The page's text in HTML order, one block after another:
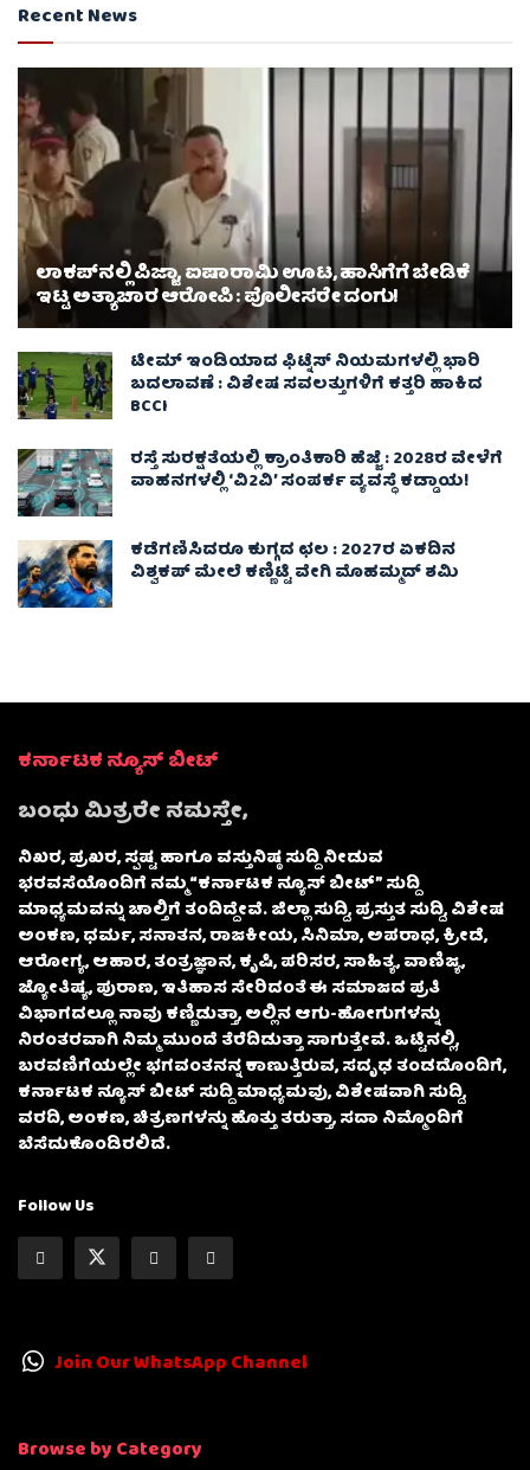
Recent News
ಲಾಕಪ್‌ನಲ್ಲಿ ಪಿಜ್ಜಾ, ಐಷಾರಾಮಿ ಊಟ, ಹಾಸಿಗೆಗೆ ಬೇಡಿಕೆ
ಇಟ್ಟ ಅತ್ಯಾಚಾರ ಆರೋಪಿ : ಪೊಲೀಸರೇ ದಂಗು!
ಟೀಮ್ ಇಂಡಿಯಾದ ಫಿಟ್ನೆಸ್ ನಿಯಮಗಳಲ್ಲಿ ಭಾರಿ
ಬದಲಾವಣೆ : ವಿಶೇಷ ಸವಲತ್ತುಗಳಿಗೆ ಕತ್ತರಿ ಹಾಕಿದ
BCCI
ರಸ್ತೆ ಸುರಕ್ಷತೆಯಲ್ಲಿ ಕ್ರಾಂತಿಕಾರಿ ಹೆಜ್ಜೆ : 2028ರ ವೇಳೆಗೆ
ವಾಹನಗಳಲ್ಲಿ ‘ವಿ2ವಿ’ ಸಂಪರ್ಕ ವ್ಯವಸ್ಥೆ ಕಡ್ಡಾಯ!
ಕಡೆಗಣಿಸಿದರೂ ಕುಗ್ಗದ ಛಲ : 2027ರ ಏಕದಿನ
ವಿಶ್ವಕಪ್‌ ಮೇಲೆ ಕಣ್ಣಿಟ್ಟಿ ವೇಗಿ ಮೊಹಮ್ಮದ್ ಶಮಿ
ಕರ್ನಾಟಕ ನ್ಯೂಸ್ ಬೀಟ್
ಬಂಧು ಮಿತ್ರರೇ ನಮಸ್ತೇ,
ನಿಖರ, ಪ್ರಖರ, ಸ್ಪಷ್ಟ ಹಾಗೂ ವಸ್ತುನಿಷ್ಠ ಸುದ್ದಿ ನೀಡುವ
ಭರವಸೆಯೊಂದಿಗೆ ನಮ್ಮ “ಕರ್ನಾಟಕ ನ್ಯೂಸ್ ಬೀಟ್” ಸುದ್ದಿ
ಮಾಧ್ಯಮವನ್ನು ಚಾಲ್ತಿಗೆ ತಂದಿದ್ದೇವೆ. ಜಿಲ್ಲಾ ಸುದ್ದಿ, ಪ್ರಸ್ತುತ ಸುದ್ದಿ, ವಿಶೇಷ
ಅಂಕಣ, ಧರ್ಮ, ಸನಾತನ, ರಾಜಕೀಯ, ಸಿನಿಮಾ, ಅಪರಾಧ, ಕ್ರೀಡೆ,
ಆರೋಗ್ಯ, ಆಹಾರ, ತಂತ್ರಜ್ಞಾನ, ಕೃಷಿ, ಪರಿಸರ, ಸಾಹಿತ್ಯ, ವಾಣಿಜ್ಯ,
ಜ್ಯೋತಿಷ್ಯ, ಪುರಾಣ, ಇತಿಹಾಸ ಸೇರಿದಂತೆ ಈ ಸಮಾಜದ ಪ್ರತಿ
ವಿಭಾಗದಲ್ಲೂ ನಾವು ಕಣ್ಣಿಡುತ್ತಾ, ಅಲ್ಲಿನ ಆಗು-ಹೋಗುಗಳನ್ನು
ನಿರಂತರವಾಗಿ ನಿಮ್ಮ ಮುಂದೆ ತೆರೆದಿಡುತ್ತಾ ಸಾಗುತ್ತೇವೆ. ಒಟ್ಟಿನಲ್ಲಿ,
ಬರವಣಿಗೆಯಲ್ಲೇ ಭಗವಂತನನ್ನ ಕಾಣುತ್ತಿರುವ, ಸದೃಢ ತಂಡದೊಂದಿಗೆ,
ಕರ್ನಾಟಕ ನ್ಯೂಸ್ ಬೀಟ್ ಸುದ್ದಿ ಮಾಧ್ಯಮವು, ವಿಶೇಷವಾಗಿ ಸುದ್ದಿ,
ವರದಿ, ಅಂಕಣ, ಚಿತ್ರಣಗಳನ್ನು ಹೊತ್ತು ತರುತ್ತಾ, ಸದಾ ನಿಮ್ಮೊಂದಿಗೆ
ಬೆಸೆದುಕೊಂಡಿರಲಿದೆ.
Follow Us
Join Our WhatsApp Channel
Browse by Category